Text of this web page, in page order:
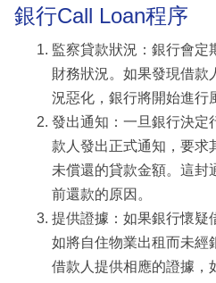
銀行Call Loan程序
監察貸款狀況：銀行會定
財務狀況。如果發現借款
況惡化，銀行將開始進行
發出通知：一旦銀行決定
款人發出正式通知，要求
未償還的貸款金額。這封
前還款的原因。
提供證據：如果銀行懷疑
如將自住物業出租而未經
借款人提供相應的證據，